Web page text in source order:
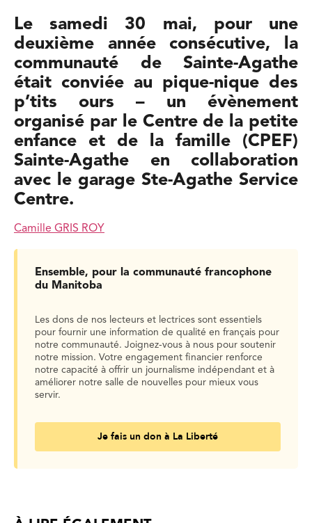
Le samedi 30 mai, pour une
deuxième année consécutive, la
communauté de Sainte-Agathe
était conviée au pique-nique des
p’tits ours – un évènement
organisé par le Centre de la petite
enfance et de la famille (CPEF)
Sainte-Agathe en collaboration
avec le garage Ste-Agathe Service
Centre.
Camille GRIS ROY
Ensemble, pour la communauté francophone
du Manitoba
Les dons de nos lecteurs et lectrices sont essentiels
pour fournir une information de qualité en français pour
notre communauté. Joignez-vous à nous pour soutenir
notre mission. Votre engagement financier renforce
notre capacité à offrir un journalisme indépendant et à
améliorer notre salle de nouvelles pour mieux vous
servir.
Je fais un don à La Liberté